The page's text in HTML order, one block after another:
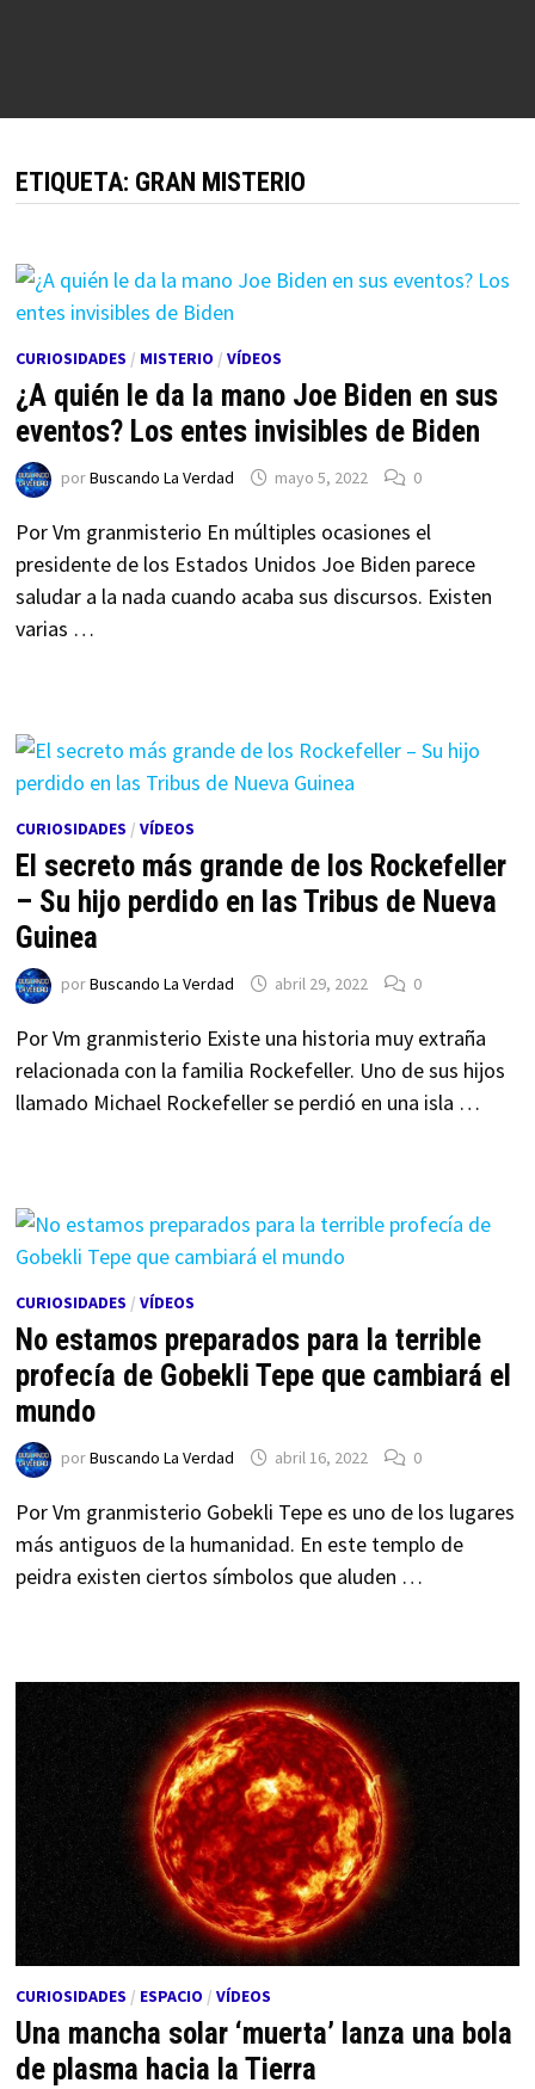
ETIQUETA: GRAN MISTERIO
CURIOSIDADES / MISTERIO / VÍDEOS
¿A quién le da la mano Joe Biden en sus
eventos? Los entes invisibles de Biden
porBuscando La Verdad mayo 5, 2022 0
Por Vm granmisterio En múltiples ocasiones el
presidente de los Estados Unidos Joe Biden parece
saludar a la nada cuando acaba sus discursos. Existen
varias …
CURIOSIDADES / VÍDEOS
El secreto más grande de los Rockefeller
– Su hijo perdido en las Tribus de Nueva
Guinea
porBuscando La Verdad abril 29, 2022 0
Por Vm granmisterio Existe una historia muy extraña
relacionada con la familia Rockefeller. Uno de sus hijos
llamado Michael Rockefeller se perdió en una isla …
CURIOSIDADES / VÍDEOS
No estamos preparados para la terrible
profecía de Gobekli Tepe que cambiará el
mundo
porBuscando La Verdad abril 16, 2022 0
Por Vm granmisterio Gobekli Tepe es uno de los lugares
más antiguos de la humanidad. En este templo de
peidra existen ciertos símbolos que aluden …
CURIOSIDADES / ESPACIO / VÍDEOS
Una mancha solar ‘muerta’ lanza una bola
de plasma hacia la Tierra